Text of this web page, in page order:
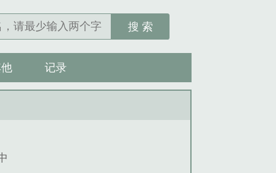
搜 索
记录